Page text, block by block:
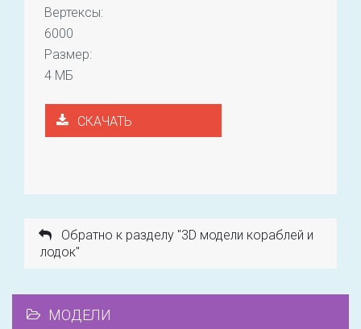
Вертексы:
6000
Размер:
4 МБ
СКАЧАТЬ
Обратно к разделу "3D модели кораблей и
лодок"
МОДЕЛИ